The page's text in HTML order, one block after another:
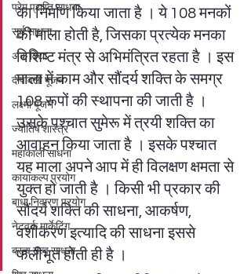
प्रेम प्राप्ति साधना
सूर्य साधना
अंक विद्या
दीपावली पूजन
लक्ष्मी पूजन
ज्योतिष शास्त्र
महाकाली साधना
कायाकल्प प्रयोग
बाधा निवारण प्रयोग
नेटवर्क मार्केटिंग
ब्रह्म तत्व साधना
का निर्माण किया जाता है । ये 108 मनकों
की माला होती है, जिसका प्रत्येक मनका
विशिष्ट मंत्र से अभिमंत्रित रहता है । इस
माला में काम और सौंदर्य शक्ति के समग्र
108 रूपों की स्थापना की जाती है ।
उसके पश्चात सुमेरू में त्रयी शक्ति का
आवाहन किया जाता है । इसके पश्चात
यह माला अपने आप में ही विलक्षण क्षमता से
युक्त हो जाती है । किसी भी प्रकार की
सौंदर्य शक्ति की साधना, आकर्षण,
वशीकरण इत्यादि की साधना इससे
फलीभूत होती ही है ।